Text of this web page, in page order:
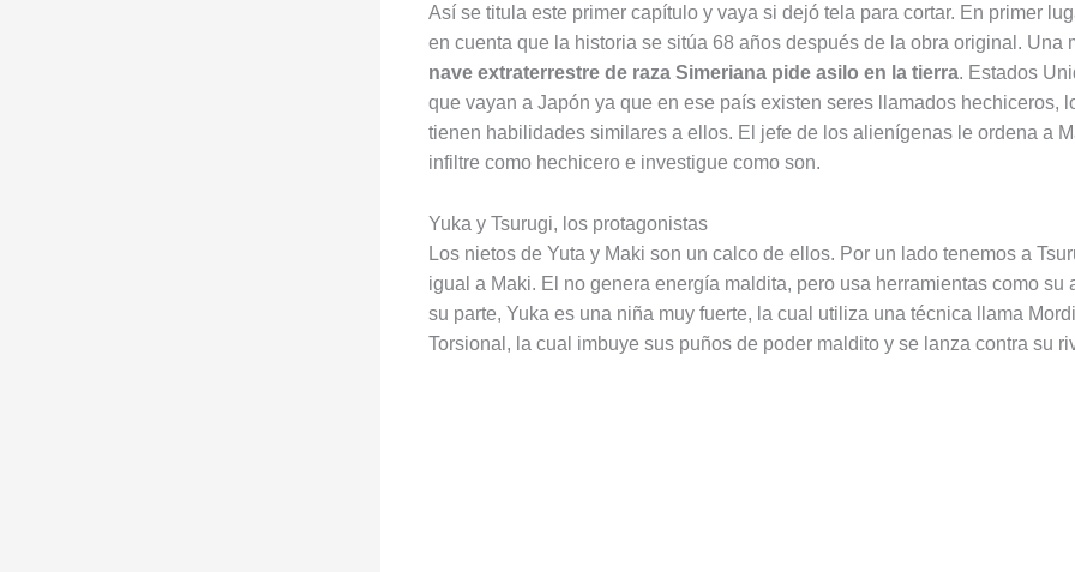
Así se titula este primer capítulo y vaya si dejó tela para cortar. En primer
en cuenta que la historia se sitúa 68 años después de la obra original. Una
nave extraterrestre de raza Simeriana pide asilo en la tierra. Estados
que vayan a Japón ya que en ese país existen seres llamados hechiceros,
tienen habilidades similares a ellos. El jefe de los alienígenas le ordena a
infiltre como hechicero e investigue como son.
Yuka y Tsurugi, los protagonistas
Los nietos de Yuta y Maki son un calco de ellos. Por un lado tenemos a
igual a Maki. El no genera energía maldita, pero usa herramientas como su
su parte, Yuka es una niña muy fuerte, la cual utiliza una técnica llama
Torsional, la cual imbuye sus puños de poder maldito y se lanza contra su